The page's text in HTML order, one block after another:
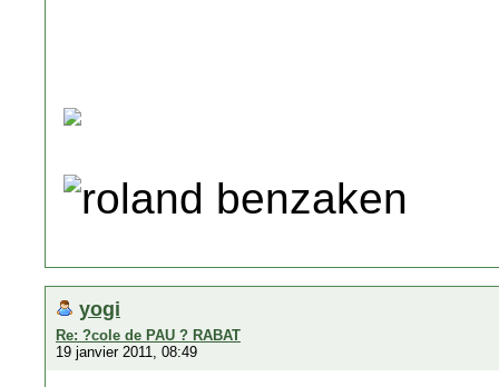
roland benzaken
yogi
Re: ?cole de PAU ? RABAT
19 janvier 2011, 08:49